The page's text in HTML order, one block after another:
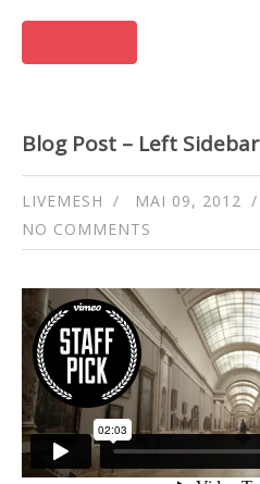
Blog Post – Left Sidebar
LIVEMESH MAI 09, 2012
NO COMMENTS